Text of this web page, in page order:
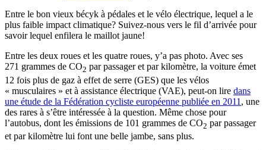
Entre le bon vieux bécyk à pédales et le vélo électrique, lequel a le
plus faible impact climatique? Suivez-nous vers le fil d’arrivée pour
savoir lequel enfilera le maillot jaune!
Entre les deux roues et les quatre roues, y’a pas photo. Avec ses
271 grammes de CO2 par passager et par kilomètre, la voiture émet
12 fois plus de gaz à effet de serre (GES) que les vélos
« musculaires » et à assistance électrique (VAE), peut-on lire dans
une étude de la Fédération cycliste européenne publiée en 2011 , une
des rares à s’être intéressée à la question. Même chose pour
l’autobus, dont les émissions de 101 grammes de CO2 par passager
et par kilomètre lui font une belle jambe, sans plus.